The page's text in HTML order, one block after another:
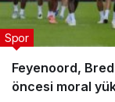
Feyenoord,
öncesi moral
Spor